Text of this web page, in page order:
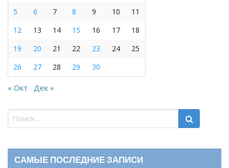
5
6 7 8 9 10
11
12
13 14 15 16 17
18
19
20 21 22 23 24
25
26
27 28 29 30
« Окт Дек »
САМЫЕ ПОСЛЕДНИЕ ЗАПИСИ